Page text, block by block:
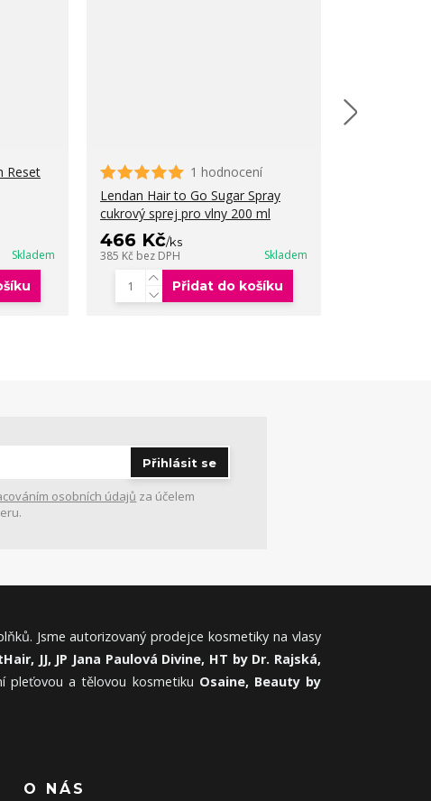
Reset
Skladem
1 hodnocení
Lendan Hair to Go Sugar Spray
cukrový sprej pro vlny 200 ml
466 Kč/ks
385 Kč bez DPH Skladem
Přidat do košíku
Přihlásit se
osobních údajů za účelem
Jsme autorizovaný prodejce kosmetiky na vlasy
JJ, JP Jana Paulová Divine, HT by Dr. Rajská,
pleťovou a tělovou kosmetiku Osaine, Beauty by
O NÁS